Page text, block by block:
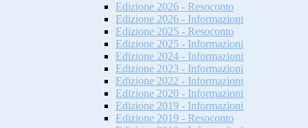
Edizione 2026 - Resoconto
Edizione 2026 - Informazioni
Edizione 2025 - Resoconto
Edizione 2025 - Informazioni
Edizione 2024 - Informazioni
Edizione 2023 - Informazioni
Edizione 2022 - Informazioni
Edizione 2020 - Informazioni
Edizione 2019 - Informazioni
Edizione 2019 - Resoconto